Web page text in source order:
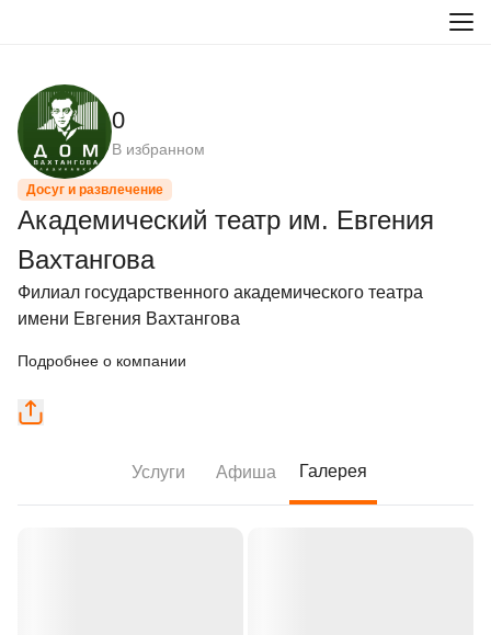
0
В избранном
Досуг и развлечение
Академический театр им. Евгения
Вахтангова
Филиал государственного академического театра
имени Евгения Вахтангова
Подробнее о компании
Услуги Афиша Галерея